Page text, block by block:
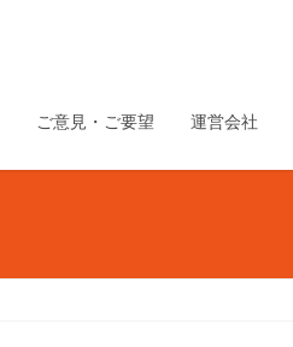
ご意見・ご要望 運営会社